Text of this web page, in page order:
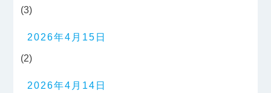
(3)
2026年4月15日
(2)
2026年4月14日